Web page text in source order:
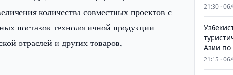
количества совместных проектов с
поставок технологичной продукции
отраслей и других товаров,
21:30 ·
Азии по
21:15 ·